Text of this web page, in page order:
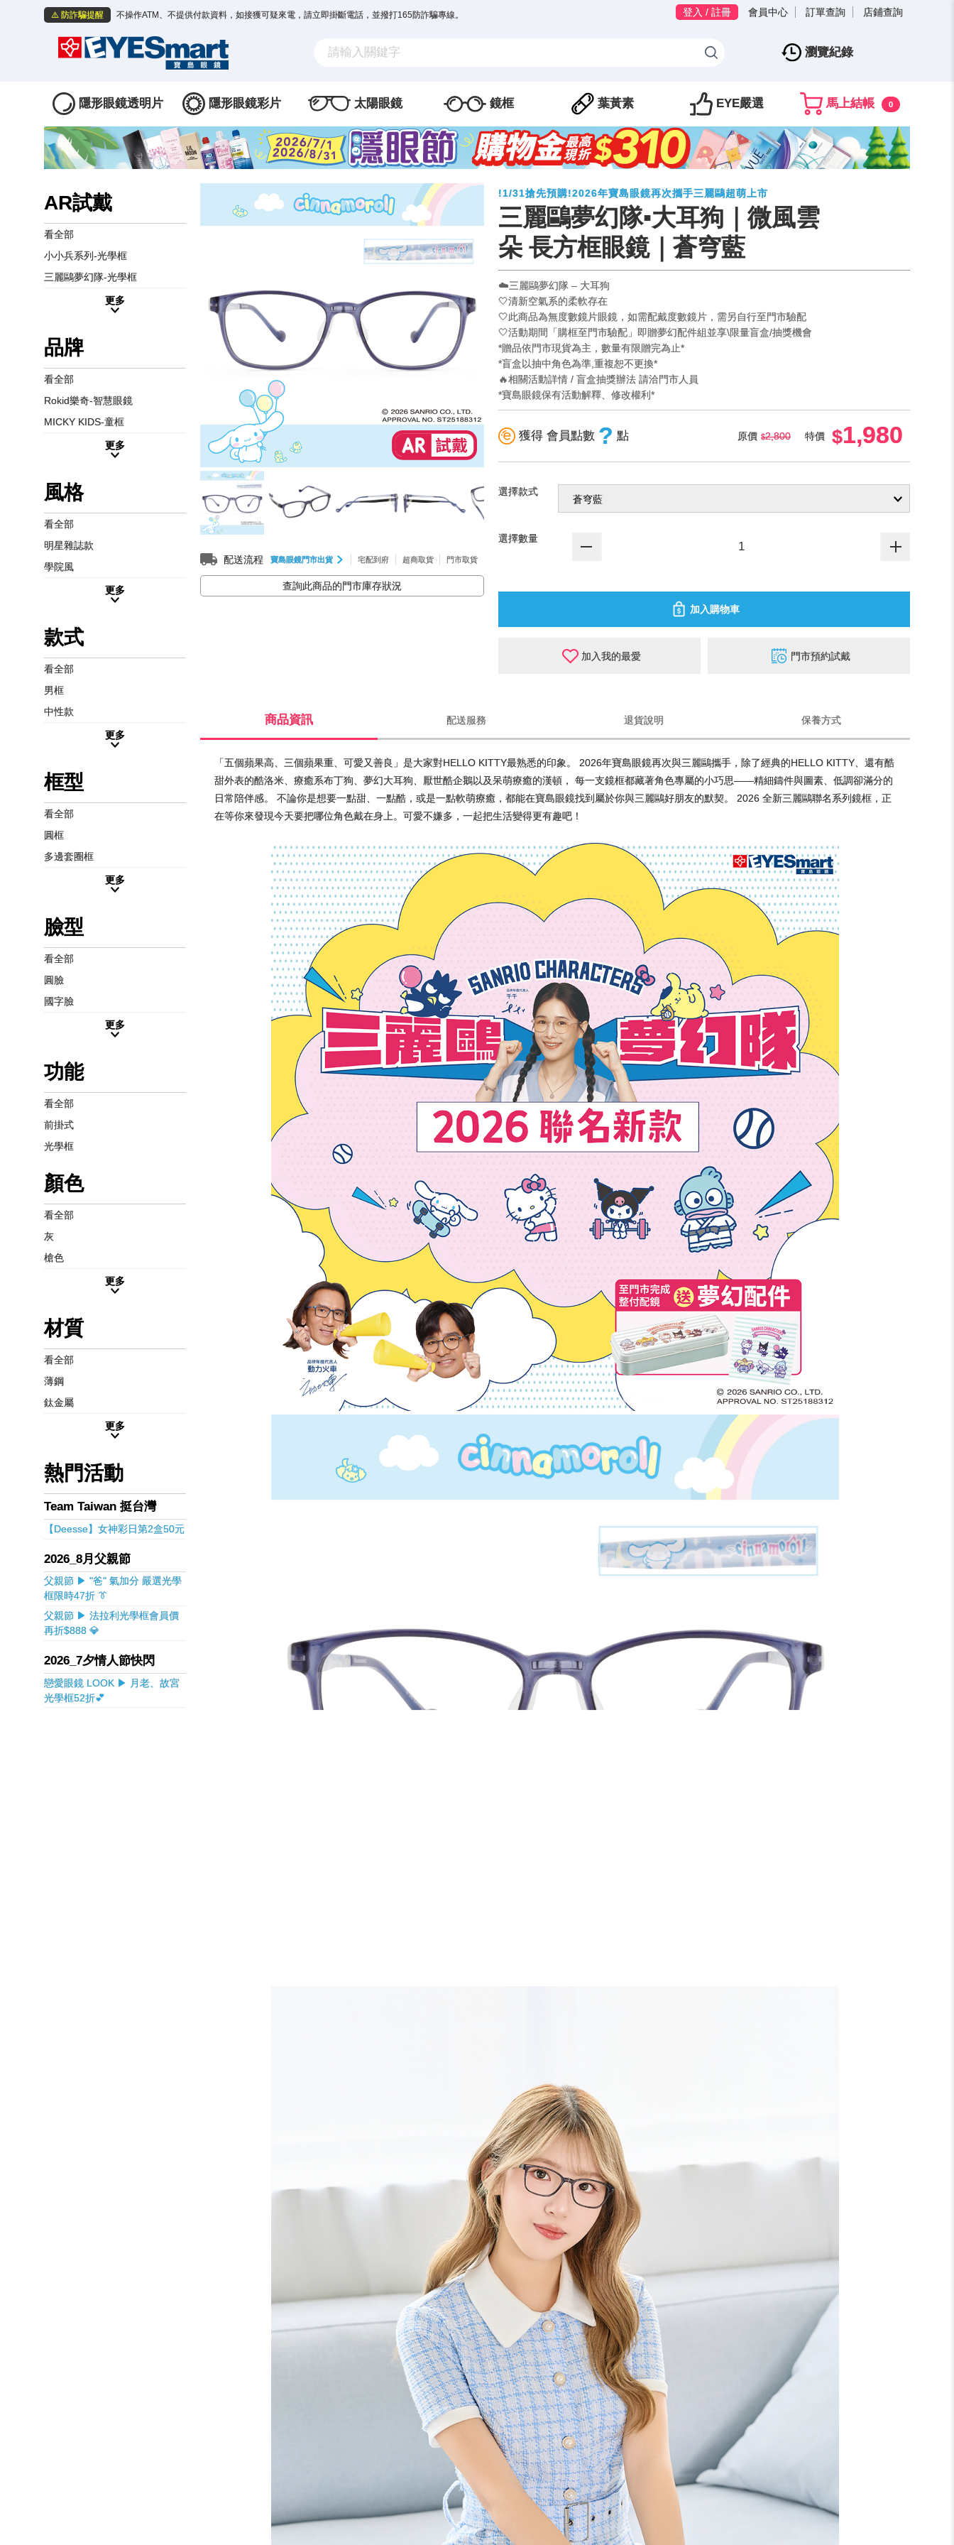
⚠️ 防詐騙提醒 不操作ATM、不提供付款資料，如接獲可疑來電，請立即掛斷電話，並撥打165防詐騙專線。 登入 / 註冊 會員中心 訂單查詢 店鋪查詢
瀏覽紀錄
隱形眼鏡透明片 隱形眼鏡彩片 太陽眼鏡 鏡框 葉黃素 EYE嚴選 馬上結帳 0
AR試戴
看全部
小小兵系列-光學框
三麗鷗夢幻隊-光學框
更多
品牌
看全部
Rokid樂奇-智慧眼鏡
MICKY KIDS-童框
更多
風格
看全部
明星雜誌款
學院風
更多
款式
看全部
男框
中性款
更多
框型
看全部
圓框
多邊套圈框
更多
臉型
看全部
圓臉
國字臉
更多
功能
看全部
前掛式
光學框
顏色
看全部
灰
槍色
更多
材質
看全部
薄鋼
鈦金屬
更多
熱門活動
Team Taiwan 挺台灣
【Deesse】女神彩日第2盒50元
2026_8月父親節
父親節 ▶ "爸" 氣加分 嚴選光學
框限時47折 👔
父親節 ▶ 法拉利光學框會員價
再折$888 💎
2026_7夕情人節快閃
戀愛眼鏡 LOOK ▶ 月老、故宮
光學框52折💕
配送流程 寶島眼鏡門市出貨 宅配到府 超商取貨 門市取貨
查詢此商品的門市庫存狀況
!1/31搶先預購!2026年寶島眼鏡再次攜手三麗鷗超萌上市
三麗鷗夢幻隊▪︎大耳狗｜微風雲
朵 長方框眼鏡｜蒼穹藍
☁️三麗鷗夢幻隊 – 大耳狗
🤍清新空氣系的柔軟存在
🤍此商品為無度數鏡片眼鏡，如需配戴度數鏡片，需另自行至門市驗配
🤍活動期間「購框至門市驗配」即贈夢幻配件組並享\限量盲盒/抽獎機會
*贈品依門市現貨為主，數量有限贈完為止*
*盲盒以抽中角色為準,重複恕不更換*
🔥相關活動詳情 / 盲盒抽獎辦法 請洽門市人員
*寶島眼鏡保有活動解釋、修改權利*
獲得 會員點數 ? 點 原價 2,800 特價 1,980
選擇款式
選擇數量
加入購物車
加入我的最愛 門市預約試戴
商品資訊 配送服務 退貨說明 保養方式
「五個蘋果高、三個蘋果重、可愛又善良」是大家對HELLO KITTY最熟悉的印象。 2026年寶島眼鏡再次與三麗鷗攜手，除了經典的HELLO KITTY、還有酷
甜外表的酷洛米、療癒系布丁狗、夢幻大耳狗、厭世酷企鵝以及呆萌療癒的漢頓， 每一支鏡框都藏著角色專屬的小巧思——精細鑄件與圖素、低調卻滿分的
日常陪伴感。 不論你是想要一點甜、一點酷，或是一點軟萌療癒，都能在寶島眼鏡找到屬於你與三麗鷗好朋友的默契。 2026 全新三麗鷗聯名系列鏡框，正
在等你來發現今天要把哪位角色戴在身上。可愛不嫌多，一起把生活變得更有趣吧！